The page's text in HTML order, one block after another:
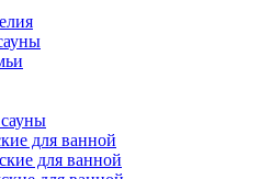
для ванной
для ванной